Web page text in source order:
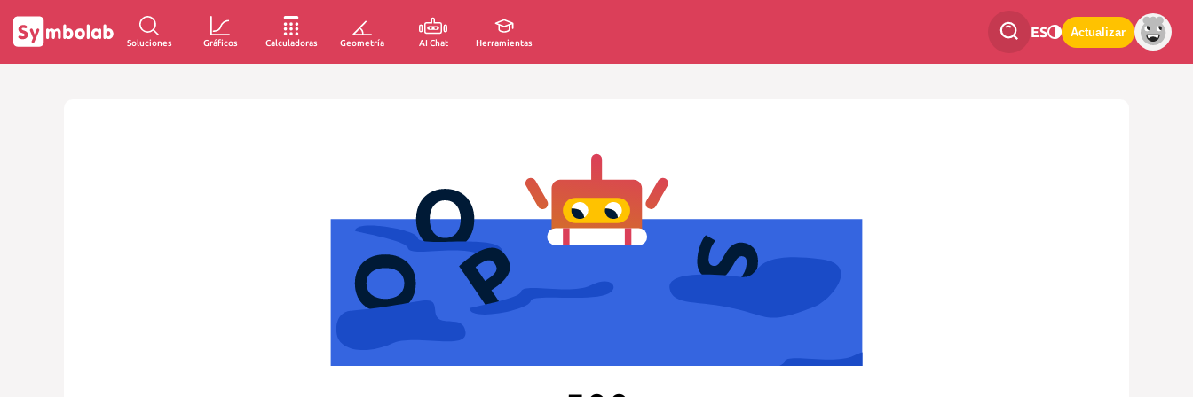
Soluciones Gráficos Calculadoras Geometría AI Chat Herramientas
ES Actualizar